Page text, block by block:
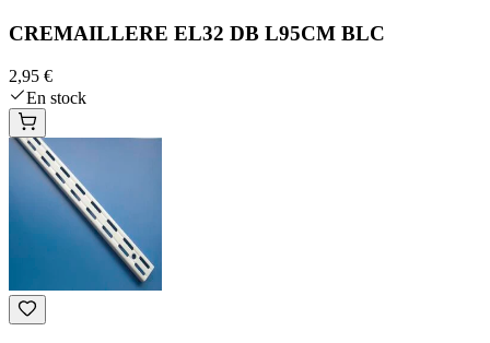
CREMAILLERE EL32 DB L95CM BLC
2,95 €
En stock